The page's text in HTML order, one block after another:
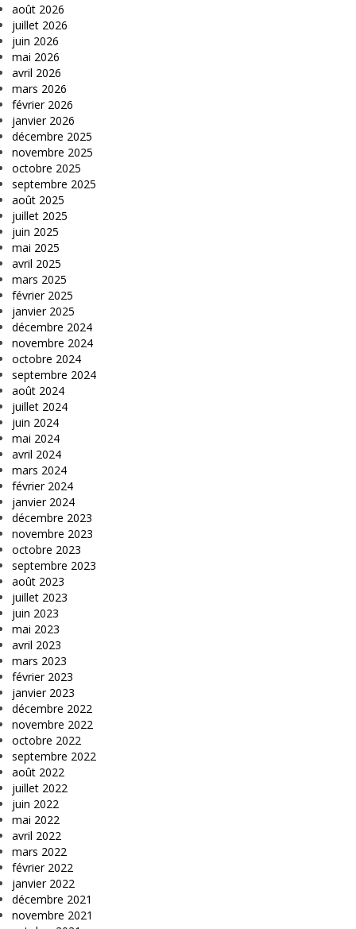
août 2026
juillet 2026
juin 2026
mai 2026
avril 2026
mars 2026
février 2026
janvier 2026
décembre 2025
novembre 2025
octobre 2025
septembre 2025
août 2025
juillet 2025
juin 2025
mai 2025
avril 2025
mars 2025
février 2025
janvier 2025
décembre 2024
novembre 2024
octobre 2024
septembre 2024
août 2024
juillet 2024
juin 2024
mai 2024
avril 2024
mars 2024
février 2024
janvier 2024
décembre 2023
novembre 2023
octobre 2023
septembre 2023
août 2023
juillet 2023
juin 2023
mai 2023
avril 2023
mars 2023
février 2023
janvier 2023
décembre 2022
novembre 2022
octobre 2022
septembre 2022
août 2022
juillet 2022
juin 2022
mai 2022
avril 2022
mars 2022
février 2022
janvier 2022
décembre 2021
novembre 2021